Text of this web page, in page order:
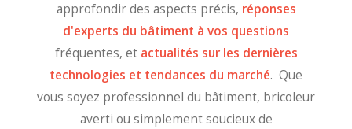
approfondir des aspects précis, réponses
d'experts du bâtiment à vos questions
fréquentes, etactualités sur les dernières
technologies et tendances du marché. Que
vous soyez professionnel du bâtiment, bricoleur
averti ou simplement soucieux de